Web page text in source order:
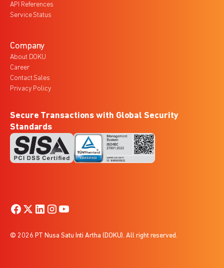
API References
Service Status
Company
About DOKU
Career
Contact Sales
Privacy Policy
Secure Transactions with Global Security
Standards
© 2026 PT Nusa Satu Inti Artha (DOKU). All right reserved.